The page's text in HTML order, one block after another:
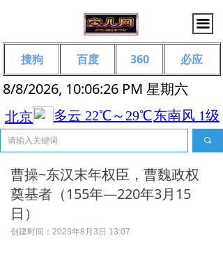
끀
8/8/2026, 10:06:27 PM 星期六
끠
搜狗 百度 360 必应
曹操~东汉末年权臣，曹魏政权
奠基者（155年—220年3月15
日）
创建时间： 2023年8月3日 13:07